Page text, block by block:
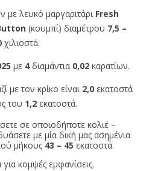
με λευκό μαργαριτάρι Fresh
(κουμπί) διαμέτρου 7,5 –
χιλιοστά.
με 4διαμάντια 0,02 καρατίων.
με τον κρίκο είναι 2,0 εκατοστά
του 1,2εκατοστά.
σε οποιοδήποτε κολιέ –
με μία δική μας ασημένια
μήκους 43 – 45 εκατοστά.
κομψές εμφανίσεις.